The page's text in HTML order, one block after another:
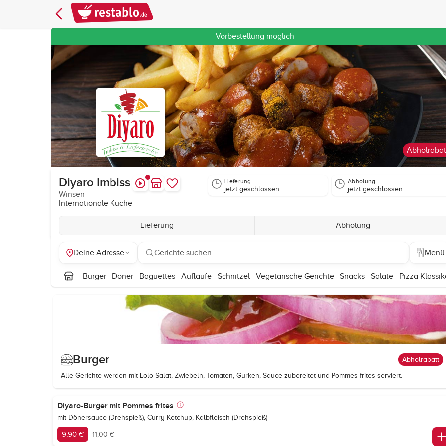
Vorbestellung möglich
Diyaro Imbiss
Winsen
Internationale Küche
Lieferung
jetzt geschlossen
Abholung
jetzt geschlossen
Lieferung Abholung
Deine Adresse Gerichte suchen Menü
Burger Döner Baguettes Aufläufe Schnitzel Vegetarische Gerichte Snacks Salate Pizza
Burger Abholrabatt
Alle Gerichte werden mit Lolo Salat, Zwiebeln, Tomaten, Gurken, Sauce zubereitet und Pommes frites serviert.
Diyaro-Burger mit Pommes frites
mit Dönersauce (Drehspieß), Curry-Ketchup, Kalbfleisch (Drehspieß)
9,90 € 11,00 €